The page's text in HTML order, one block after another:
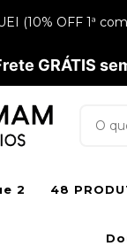
(10% OFF 1ª
GRÁTIS
2 48